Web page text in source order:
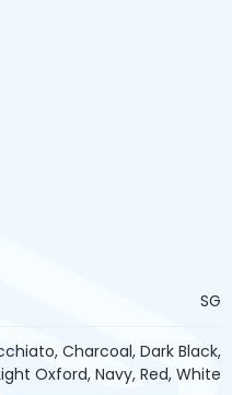
SG
Charcoal, Dark Black,
Oxford, Navy, Red, White